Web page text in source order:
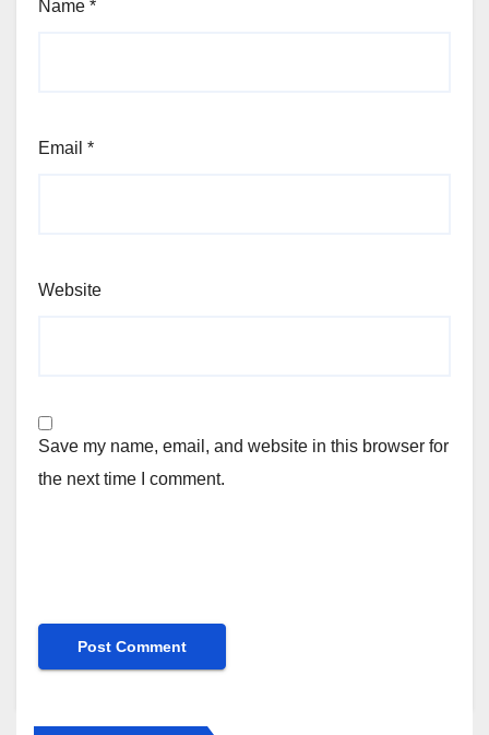
Name *
Email *
Website
Save my name, email, and website in this browser for
the next time I comment.